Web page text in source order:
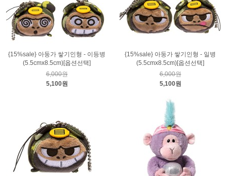
{15%sale} 아둥가 쌓기인형 - 이등병
(5.5cmx8.5cm)[옵션선택]
6,000원
5,100원
{15%sale} 아둥가 쌓기인형 - 일병
(5.5cmx8.5cm)[옵션선택]
6,000원
5,100원